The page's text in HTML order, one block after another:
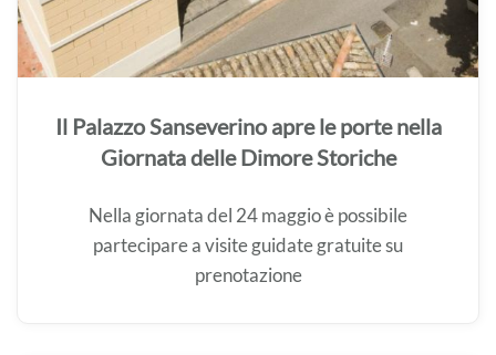
Il Palazzo Sanseverino apre le porte nella
Giornata delle Dimore Storiche
Nella giornata del 24 maggio è possibile
partecipare a visite guidate gratuite su
prenotazione